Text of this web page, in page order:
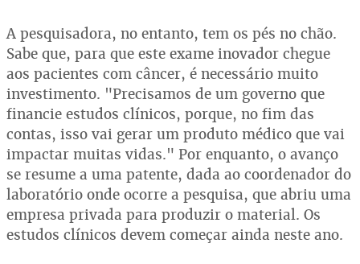
A pesquisadora, no entanto, tem os pés no chão.
Sabe que, para que este exame inovador chegue
aos pacientes com câncer, é necessário muito
investimento. "Precisamos de um governo que
financie estudos clínicos, porque, no fim das
contas, isso vai gerar um produto médico que vai
impactar muitas vidas." Por enquanto, o avanço
se resume a uma patente, dada ao coordenador do
laboratório onde ocorre a pesquisa, que abriu uma
empresa privada para produzir o material. Os
estudos clínicos devem começar ainda neste ano.